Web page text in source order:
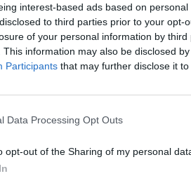
interest-based ads based on
to third parties prior to your opt-
of your personal information by third
This information may also be disclosed
Participants that may further disclose it
Data Processing Opt Outs
opt-out of the Sharing of my personal
ΕΛΑΣ, είπε ότι «ήταν μία
2023, 2022,2021» και
Τσίπρας απευθύνεται σεδύο
με την παραπομπή δηλαδή
και στον Άρη Βελουχιώτη.
και με το όνομα παίζει και στα